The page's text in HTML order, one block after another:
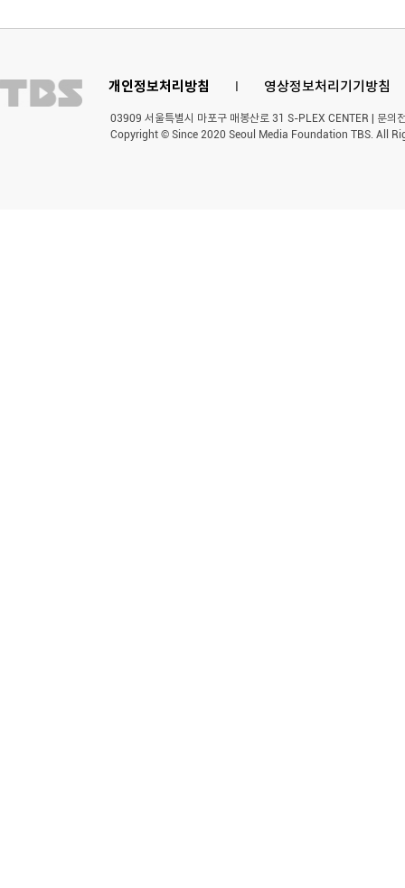
개인정보처리방침 l 영상정보처리기기방침
03909 서울특별시 마포구 매봉산로 31 S-PLEX CENTER | 문
Copyright © Since 2020 Seoul Media Foundation TBS. All